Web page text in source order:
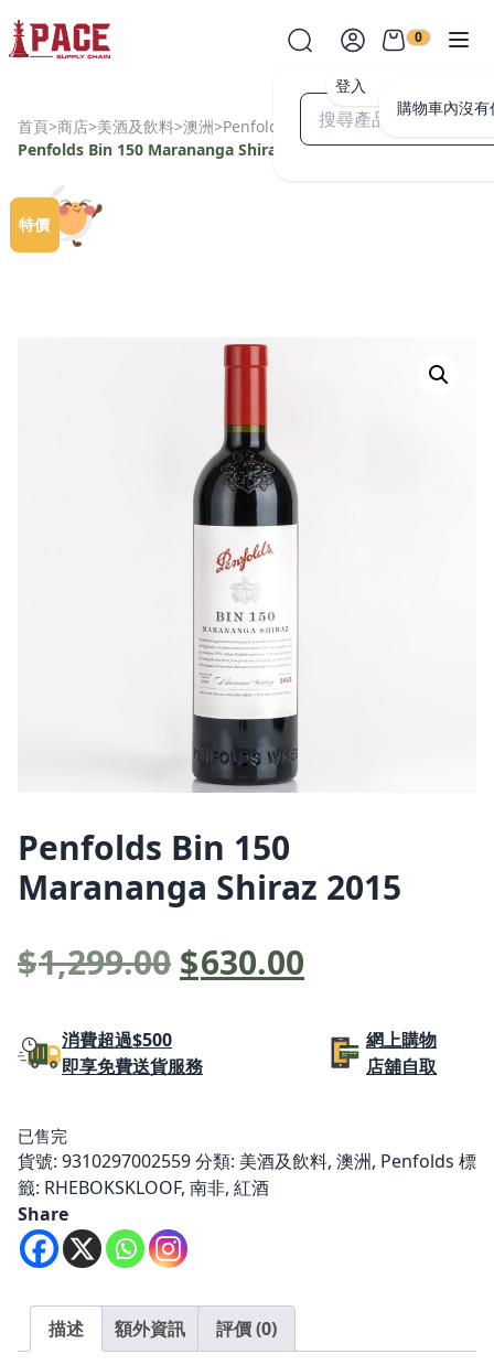
登入
0
購物車內沒
首頁>商店>美酒及飲料>澳洲>Penfolds
Penfolds Bin 150 Marananga Shiraz 2015
特價
Penfolds Bin 150
Marananga Shiraz 2015
$1,299.00 原
格：
$630.00
價
格：
消費超過$500
即享免費送貨服務
網上購物
店舖自取
已售完
貨號: 9310297002559分類: 美酒及飲料, 澳洲, Penfolds 標
籤: RHEBOKSKLOOF, 南非, 紅酒
Share
描述 額外資訊 評價 (0)